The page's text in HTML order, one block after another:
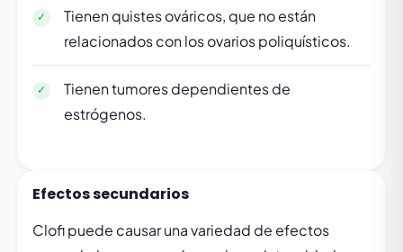
Tienen quistes ováricos, que no están
relacionados con los ovarios poliquísticos.
Tienen tumores dependientes de
estrógenos.
Efectos secundarios
Clofi puede causar una variedad de efectos